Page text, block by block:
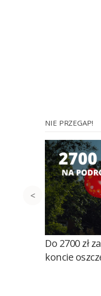
NIE PRZEGAP!
Do 2700 zł
koncie